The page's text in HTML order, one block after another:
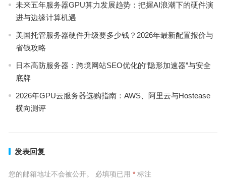
未来五年服务器GPU算力发展趋势：把握AI浪潮下的硬件演
进与边缘计算机遇
美国托管服务器硬件升级要多少钱？2026年最新配置报价与
省钱攻略
日本高防服务器：跨境网站SEO优化的“隐形加速器”与安全
底牌
2026年GPU云服务器选购指南：AWS、阿里云与Hostease
横向测评
发表回复
您的邮箱地址不会被公开。 必填项已用 *标注